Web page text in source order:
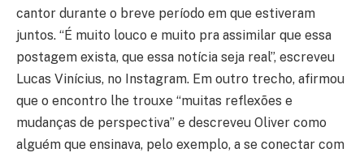
cantor durante o breve período em que estiveram
juntos. “É muito louco e muito pra assimilar que essa
postagem exista, que essa notícia seja real”, escreveu
Lucas Vinícius, no Instagram. Em outro trecho, afirmou
que o encontro lhe trouxe “muitas reflexões e
mudanças de perspectiva” e descreveu Oliver como
alguém que ensinava, pelo exemplo, a se conectar com